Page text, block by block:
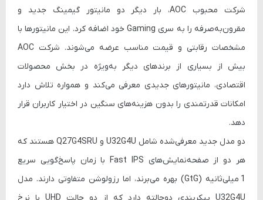
شرکت محبوب AOC، بار دیگر دو مانیتور گیمینگ جدید و
مقرون‌به‌صرفه را به سری Gaming خود اضافه کرد. این مانیتورها با
مشخصات رقابتی و قیمت مناسب عرضه می‌شوند. شرکت AOC
بیش از بسیاری از برندهای دیگر به‌ویژه در بخش محصولات
اقتصادی، مانیتورهای جدیدی معرفی می‌کند و همواره تلاش دارد
امکانات قدرتمندی را بدون هزینه‌های سنگین در اختیار کاربران قرار
دهد.
دو مدل جدید معرفی‌شده شامل U32G4U و Q27G4SRU هستند که
هر دو از صفحه‌نمایش‌های Fast IPSبا زمان پاسخ‌گویی سریع
1 میلی‌ثانیه (GtG)
بهره می‌برند، اما رزولوشن متفاوتی دارند. مدل